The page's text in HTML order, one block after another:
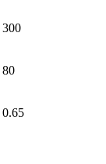
300
80
0.65